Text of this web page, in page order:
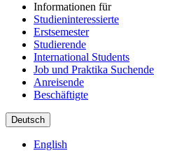
Informationen für
Studieninteressierte
Erstsemester
Studierende
International Students
Job und Praktika Suchende
Anreisende
Beschäftigte
Deutsch
English